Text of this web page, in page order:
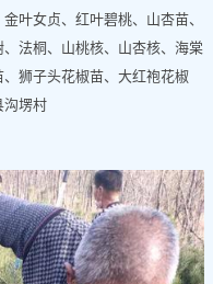
叶女贞、红叶碧桃、山杏苗、
法桐、山桃核、山杏核、海棠
狮子头花椒苗、大红袍花椒
沟塄村